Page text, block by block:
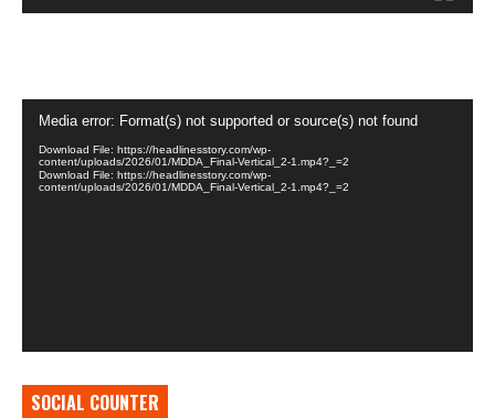
Player
Media error: Format(s) not supported or source(s) not found
Download File: https://headlinesstory.com/wp-
content/uploads/2026/01/MDDA_Final-Vertical_2-1.mp4?_=2
Download File: https://headlinesstory.com/wp-
content/uploads/2026/01/MDDA_Final-Vertical_2-1.mp4?_=2
SOCIAL COUNTER